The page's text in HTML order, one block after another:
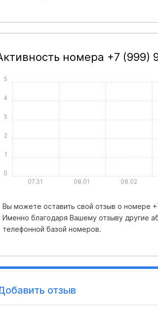
номера +7 (999)
07.31 08.01 08.02
0
1
2
3
4
5
Вы можете оставить свой отзыв о номере
Именно благодаря Вашему отзыву другие
телефонной базой номеров.
отзыв